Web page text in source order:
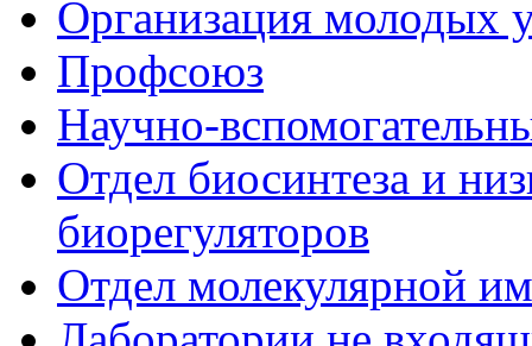
Организация молодых
Профсоюз
Научно-
Отдел биосинтеза и
биорегуляторов
Отдел молекулярной